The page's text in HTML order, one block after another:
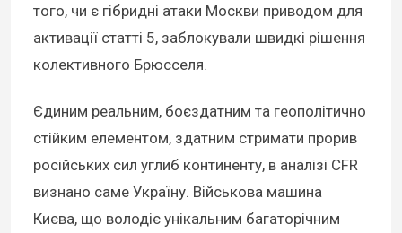
того, чи є гібридні атаки Москви приводом для
активації статті 5, заблокували швидкі рішення
колективного Брюсселя.
Єдиним реальним, боєздатним та геополітично
стійким елементом, здатним стримати прорив
російських сил углиб континенту, в аналізі CFR
визнано саме Україну. Військова машина
Києва, що володіє унікальним багаторічним